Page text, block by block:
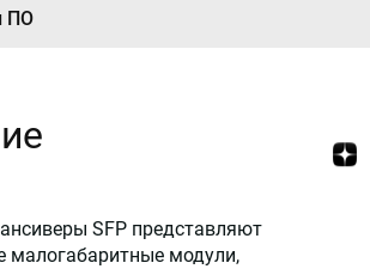
ПО
SFP представляют
малогабаритные модули,